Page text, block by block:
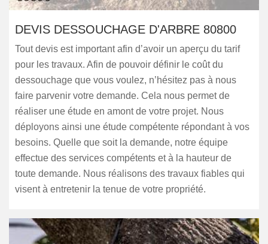
DEVIS DESSOUCHAGE D'ARBRE 80800
Tout devis est important afin d’avoir un aperçu du tarif
pour les travaux. Afin de pouvoir définir le coût du
dessouchage que vous voulez, n’hésitez pas à nous
faire parvenir votre demande. Cela nous permet de
réaliser une étude en amont de votre projet. Nous
déployons ainsi une étude compétente répondant à vos
besoins. Quelle que soit la demande, notre équipe
effectue des services compétents et à la hauteur de
toute demande. Nous réalisons des travaux fiables qui
visent à entretenir la tenue de votre propriété.